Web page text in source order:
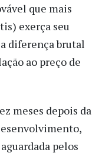
que mais
exerça seu
diferença brutal
ao preço de
meses depois da
pelos